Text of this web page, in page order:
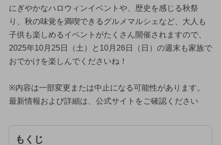
にぎやかなハロウィンイベントや、歴史を感じる秋祭
り、秋の味覚を満喫できるグルメマルシェなど、大人も
子供も楽しめるイベントがたくさん開催されますので、
2025年10月25日（土）と10月26日（日）の週末も家族で
おでかけを楽しんでくださいね！
※内容は一部変更または中止になる可能性があります。
最新情報および詳細は、公式サイトをご確認ください
もくじ